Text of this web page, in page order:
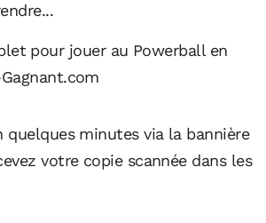
pour jouer au Powerball en
quelques minutes via la bannière
votre copie scannée dans les